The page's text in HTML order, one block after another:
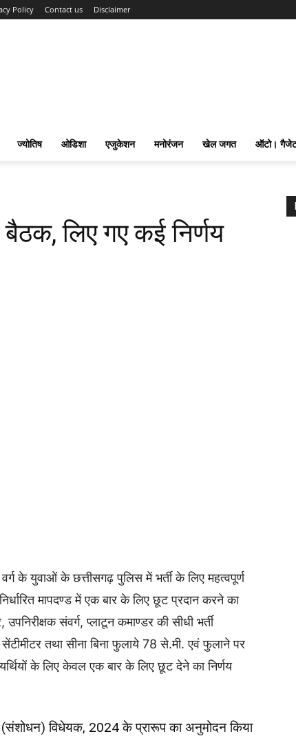
Policy Contact us Disclaimer
ज्योतिष ओडिशा एजुकेशन मनोरंजन खेल जगत ऑटो।
बैठक, लिए गए कई निर्णय
के युवाओं के छत्तीसगढ़ पुलिस में भर्ती के लिए महत्वपूर्ण
मापदण्ड में एक बार के लिए छूट प्रदान करने का
संवर्ग, प्लाटून कमाण्डर की सीधी भर्ती
तथा सीना बिना फुलाये 78 से.मी. एवं फुलाने पर
के लिए केवल एक बार के लिए छूट देने का निर्णय
(संशोधन) विधेयक, 2024 के प्रारूप का अनुमोदन किया